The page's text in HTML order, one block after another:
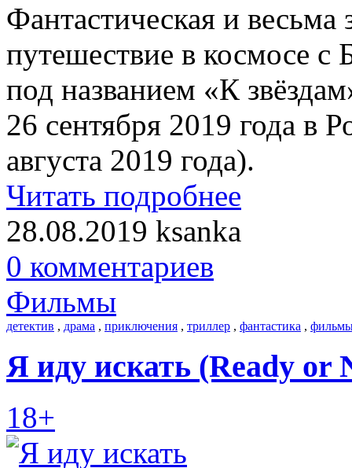
Фантастическая и
путешествие в космосе с
под названием «К
26 сентября 2019 года в
августа 2019 года).
Читать подробнее
28.08.2019 ksanka
0 комментариев
Фильмы
детектив , драма , приключения , триллер , фантастика ,
Я иду искать (Ready or
18+